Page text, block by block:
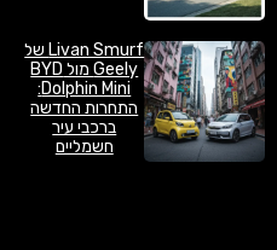
Livan Smurf של
Geely מול BYD
Dolphin Mini:
התחרות החדשה
ברכבי עיר
חשמליים